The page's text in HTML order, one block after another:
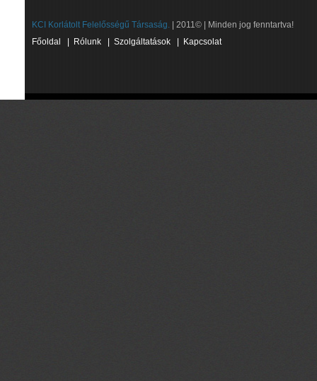
KCI Korlátolt Felelősségű Társaság. | 2011© | Minden jog fenntartva!
Főoldal
Rólunk Szolgáltatások Kapcsolat